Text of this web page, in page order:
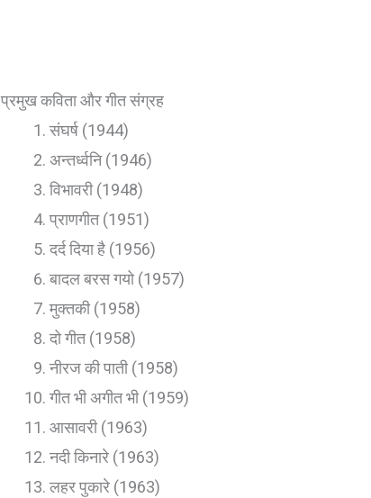
प्रमुख कविता और गीत संग्रह
संघर्ष (1944)
अन्तर्ध्वनि (1946)
विभावरी (1948)
प्राणगीत (1951)
दर्द दिया है (1956)
बादल बरस गयो (1957)
मुक्तकी (1958)
दो गीत (1958)
नीरज की पाती (1958)
गीत भी अगीत भी (1959)
आसावरी (1963)
नदी किनारे (1963)
लहर पुकारे (1963)